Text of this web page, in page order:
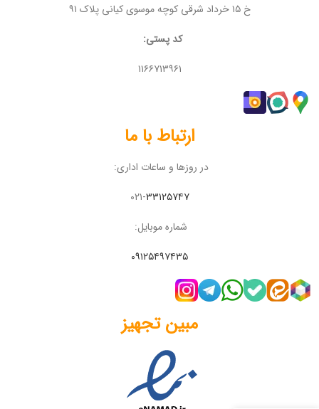
خ ۱۵ خرداد شرقی کوچه موسوی کیانی پلاک ۹۱
کد پستی:
۱۱۶۶۷۱۳۹۶۱
ارتباط با ما
در روزها و ساعات اداری:
۰۲۱-۳۳۱۲۵۷۴۷
شماره موبایل:
۰۹۱۲۵۴۹۷۴۳۵
مبین تجهیز